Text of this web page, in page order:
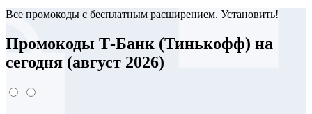
Все промокоды с бесплатным расширением. Установить!
Промокоды Т-Банк (Тинькофф) на
сегодня (август 2026)